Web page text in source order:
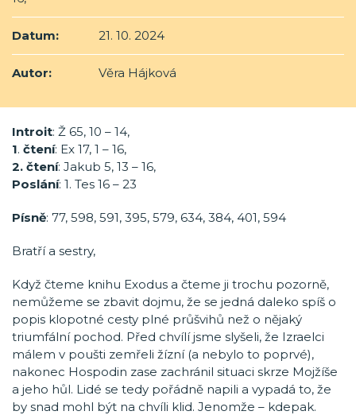
Datum: 21. 10. 2024
Autor: Věra Hájková
Introit: Ž 65, 10 – 14,
1. čtení: Ex 17, 1 – 16,
2. čtení: Jakub 5, 13 – 16,
Poslání: 1. Tes 16 – 23
Písně: 77, 598, 591, 395, 579, 634, 384, 401, 594
Bratří a sestry,
Když čteme knihu Exodus a čteme ji trochu pozorně,
nemůžeme se zbavit dojmu, že se jedná daleko spíš o
popis klopotné cesty plné průšvihů než o nějaký
triumfální pochod. Před chvílí jsme slyšeli, že Izraelci
málem v poušti zemřeli žízní (a nebylo to poprvé),
nakonec Hospodin zase zachránil situaci skrze Mojžíše
a jeho hůl. Lidé se tedy pořádně napili a vypadá to, že
by snad mohl být na chvíli klid. Jenomže – kdepak.